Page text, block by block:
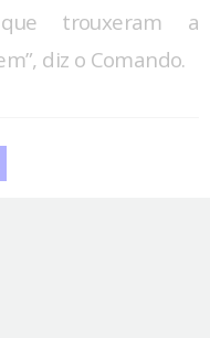
trouxeram a
diz o Comando.